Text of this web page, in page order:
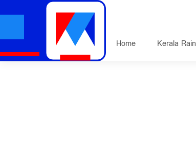
Home Kerala Rain